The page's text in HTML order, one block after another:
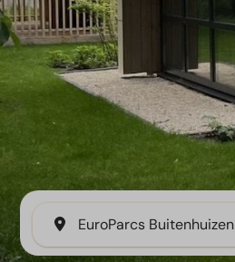
EuroParcs Buitenhuizen